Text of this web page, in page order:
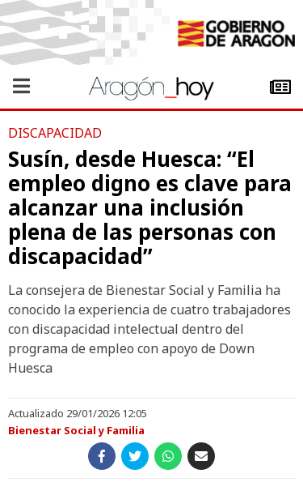
DISCAPACIDAD
Susín, desde Huesca: “El
empleo digno es clave para
alcanzar una inclusión
plena de las personas con
discapacidad”
La consejera de Bienestar Social y Familia ha
conocido la experiencia de cuatro trabajadores
con discapacidad intelectual dentro del
programa de empleo con apoyo de Down
Huesca
Actualizado 29/01/2026 12:05
Bienestar Social y Familia